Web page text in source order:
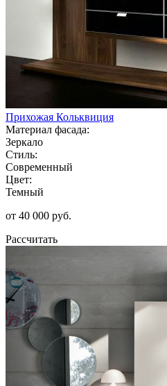
Прихожая Кольквиция
Материал фасада:
Зеркало
Стиль:
Современный
Цвет:
Темный
от 40 000 руб.
Рассчитать